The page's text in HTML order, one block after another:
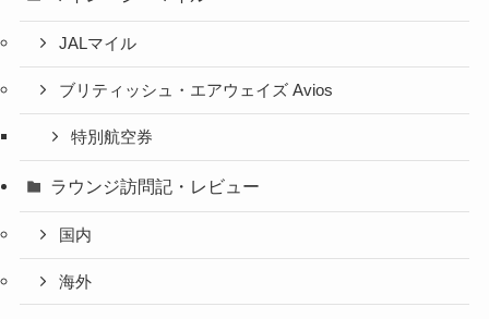
JALマイル
ブリティッシュ・エアウェイズ Avios
特別航空券
ラウンジ訪問記・レビュー
国内
海外